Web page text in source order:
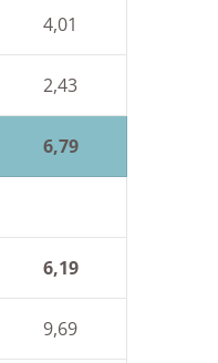
4,01
2,43
6,79
6,19
9,69